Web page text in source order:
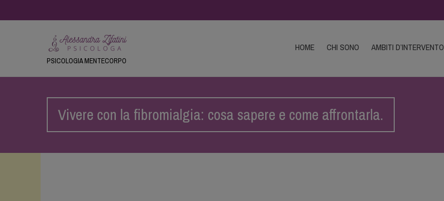
PSICOLOGIA MENTECORPO
HOME CHI SONO AMBITI D’INTERVENTO
Vivere con la fibromialgia: cosa sapere e come affrontarla.